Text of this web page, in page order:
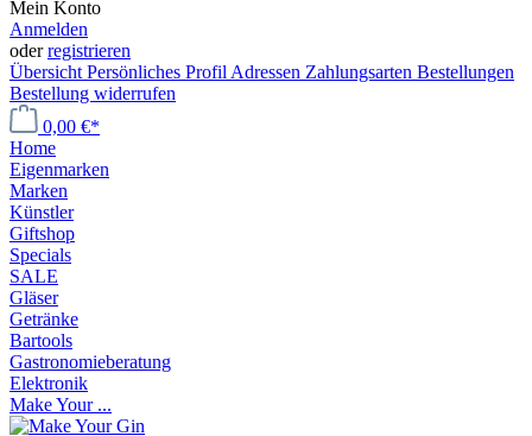
Mein Konto
Anmelden
oderregistrieren
Übersicht Persönliches Profil Adressen Zahlungsarten Bestellungen
Bestellung widerrufen
0,00 €*
Home
Eigenmarken
Marken
Künstler
Giftshop
Specials
SALE
Gläser
Getränke
Bartools
Gastronomieberatung
Elektronik
Make Your ...